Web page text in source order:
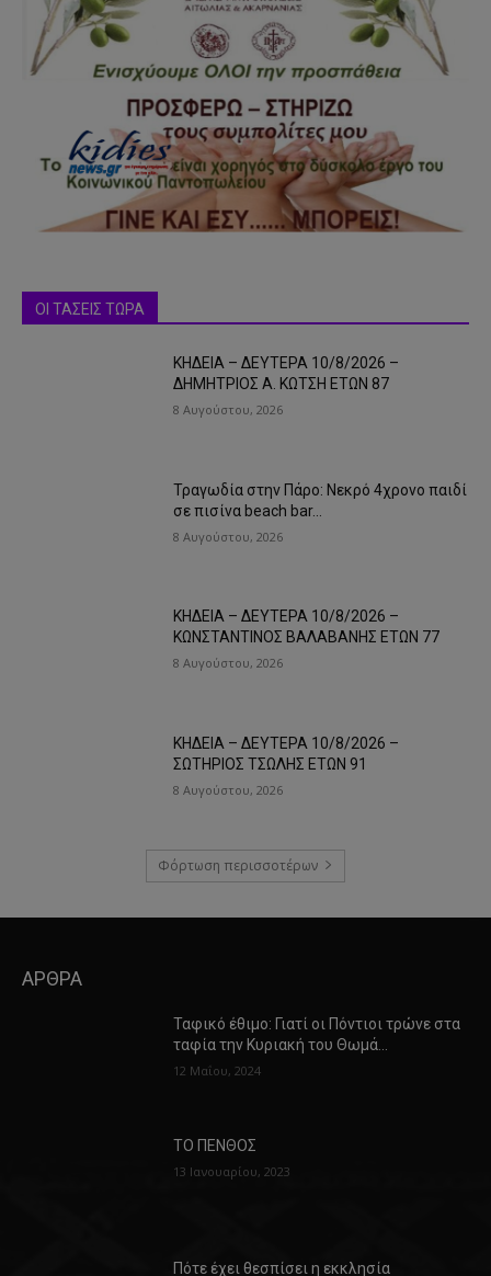
ΟΙ ΤΑΣΕΙΣ ΤΩΡΑ
ΚΗΔΕΙΑ – ΔΕΥΤΕΡΑ 10/8/2026 –
ΔΗΜΗΤΡΙΟΣ Α. ΚΩΤΣΗ ΕΤΩΝ 87
8 Αυγούστου, 2026
Τραγωδία στην Πάρο: Νεκρό 4χρονο παιδί
σε πισίνα beach bar…
8 Αυγούστου, 2026
ΚΗΔΕΙΑ – ΔΕΥΤΕΡΑ 10/8/2026 –
ΚΩΝΣΤΑΝΤΙΝΟΣ ΒΑΛΑΒΑΝΗΣ ΕΤΩΝ 77
8 Αυγούστου, 2026
ΚΗΔΕΙΑ – ΔΕΥΤΕΡΑ 10/8/2026 –
ΣΩΤΗΡΙΟΣ ΤΣΩΛΗΣ ΕΤΩΝ 91
8 Αυγούστου, 2026
Φόρτωση περισσοτέρων
ΑΡΘΡΑ
Ταφικό έθιμο: Γιατί οι Πόντιοι τρώνε στα
ταφία την Κυριακή του Θωμά…
12 Μαΐου, 2024
ΤΟ ΠΕΝΘΟΣ
13 Ιανουαρίου, 2023
Πότε έχει θεσπίσει η εκκλησία